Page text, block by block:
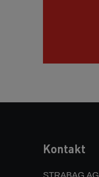
Kontakt
STRABAG AG